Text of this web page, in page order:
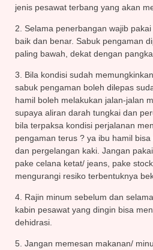
jenis pesawat terbang yang akan
2. Selama penerbangan wajib
baik dan benar. Sabuk pengaman
paling bawah, dekat dengan
3. Bila kondisi sudah
sabuk pengaman boleh dilepas
hamil boleh melakukan jalan-jalan
supaya aliran darah tungkai dan
bila terpaksa kondisi perjalanan
pengaman terus ? ya ibu hamil
dan pergelangan kaki. Jangan
pake celana ketat/ jeans, pake
mengurangi resiko terbentuknya
4. Rajin minum sebelum dan
kabin pesawat yang dingin bisa
dehidrasi.
5. Jangan memesan makanan/